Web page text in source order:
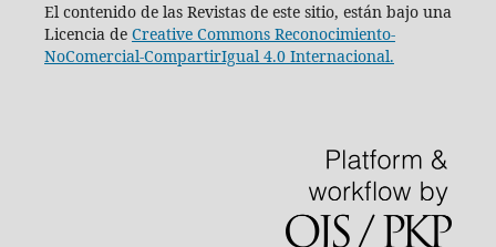
El contenido de las Revistas de este sitio, están bajo una
Licencia de Creative Commons Reconocimiento-
NoComercial-CompartirIgual 4.0 Internacional.